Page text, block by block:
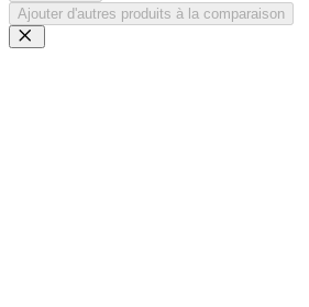
Ajouter d'autres produits à la comparaison